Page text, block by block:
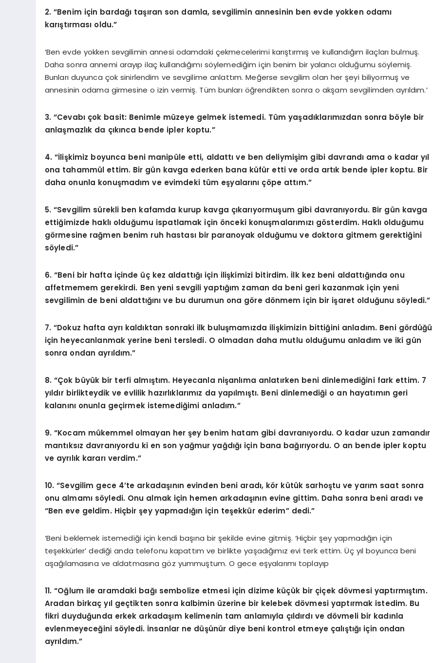
2. “Benim için bardağı taşıran son damla, sevgilimin annesinin ben evde yokken odamı
karıştırması oldu.”
‘Ben evde yokken sevgilimin annesi odamdaki çekmecelerimi karıştırmış ve kullandığım ilaçları bulmuş.
Daha sonra annemi arayıp ilaç kullandığımı söylemediğim için benim bir yalancı olduğumu söylemiş.
Bunları duyunca çok sinirlendim ve sevgilime anlattım. Meğerse sevgilim olan her şeyi biliyormuş ve
annesinin odama girmesine o izin vermiş. Tüm bunları öğrendikten sonra o akşam sevgilimden ayrıldım.’
3. “Cevabı çok basit: Benimle müzeye gelmek istemedi. Tüm yaşadıklarımızdan sonra böyle bir
anlaşmazlık da çıkınca bende ipler koptu.”
4. “İlişkimiz boyunca beni manipüle etti, aldattı ve ben deliymişim gibi davrandı ama o kadar yıl
ona tahammül ettim. Bir gün kavga ederken bana küfür etti ve orda artık bende ipler koptu. Bir
daha onunla konuşmadım ve evimdeki tüm eşyalarını çöpe attım.”
5. “Sevgilim sürekli ben kafamda kurup kavga çıkarıyormuşum gibi davranıyordu. Bir gün kavga
ettiğimizde haklı olduğumu ispatlamak için önceki konuşmalarımızı gösterdim. Haklı olduğumu
görmesine rağmen benim ruh hastası bir paranoyak olduğumu ve doktora gitmem gerektiğini
söyledi.”
6. “Beni bir hafta içinde üç kez aldattığı için ilişkimizi bitirdim. İlk kez beni aldattığında onu
affetmemem gerekirdi. Ben yeni sevgili yaptığım zaman da beni geri kazanmak için yeni
sevgilimin de beni aldattığını ve bu durumun ona göre dönmem için bir işaret olduğunu söyledi.”
7. “Dokuz hafta ayrı kaldıktan sonraki ilk buluşmamızda ilişkimizin bittiğini anladım. Beni gördüğü
için heyecanlanmak yerine beni tersledi. O olmadan daha mutlu olduğumu anladım ve iki gün
sonra ondan ayrıldım.”
8. “Çok büyük bir terfi almıştım. Heyecanla nişanlıma anlatırken beni dinlemediğini fark ettim. 7
yıldır birlikteydik ve evlilik hazırlıklarımız da yapılmıştı. Beni dinlemediği o an hayatımın geri
kalanını onunla geçirmek istemediğimi anladım.”
9. “Kocam mükemmel olmayan her şey benim hatam gibi davranıyordu. O kadar uzun zamandır
mantıksız davranıyordu ki en son yağmur yağdığı için bana bağırıyordu. O an bende ipler koptu
ve ayrılık kararı verdim.”
10. “Sevgilim gece 4’te arkadaşının evinden beni aradı, kör kütük sarhoştu ve yarım saat sonra
onu almamı söyledi. Onu almak için hemen arkadaşının evine gittim. Daha sonra beni aradı ve
“Ben eve geldim. Hiçbir şey yapmadığın için teşekkür ederim” dedi.”
‘Beni beklemek istemediği için kendi başına bir şekilde evine gitmiş. ‘Hiçbir şey yapmadığın için
teşekkürler’ dediği anda telefonu kapattım ve birlikte yaşadığımız evi terk ettim. Üç yıl boyunca beni
aşağılamasına ve aldatmasına göz yummuştum. O gece eşyalarımı toplayıp
11. “Oğlum ile aramdaki bağı sembolize etmesi için dizime küçük bir çiçek dövmesi yaptırmıştım.
Aradan birkaç yıl geçtikten sonra kalbimin üzerine bir kelebek dövmesi yaptırmak istedim. Bu
fikri duyduğunda erkek arkadaşım kelimenin tam anlamıyla çıldırdı ve dövmeli bir kadınla
evlenmeyeceğini söyledi. İnsanlar ne düşünür diye beni kontrol etmeye çalıştığı için ondan
ayrıldım.”